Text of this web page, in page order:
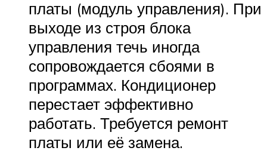
платы (модуль управления). При
выходе из строя блока
управления течь иногда
сопровождается сбоями в
программах. Кондиционер
перестает эффективно
работать. Требуется ремонт
платы или её замена.